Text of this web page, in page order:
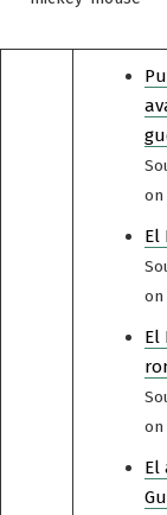
on
El
on
El
on
El